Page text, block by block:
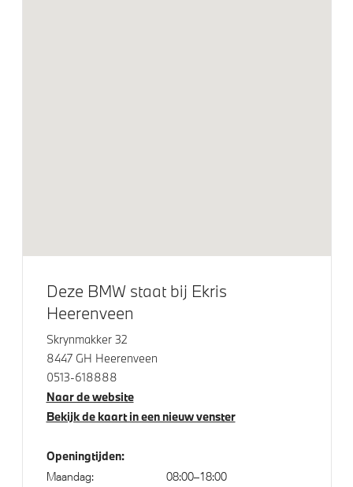
Veiligheid
Akoestische waarschuwing voor voetgangers
Deactiverings mogelijkheid voorpassagiersairbag
Actieve Voetgangersbescherming
Deze BMW staat bij Ekris
Heerenveen
Skrynmakker 32
8447 GH Heerenveen
0513-618888
Naar de website
Bekijk de kaart in een nieuw venster
Openingtijden:
Maandag:
08:00–18:00